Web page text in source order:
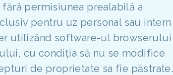
permisiunea prealabilă a
pentru uz personal sau intern
utilizând software-ul browserului
cu condiția să nu se modifice
de proprietate sa fie păstrate.